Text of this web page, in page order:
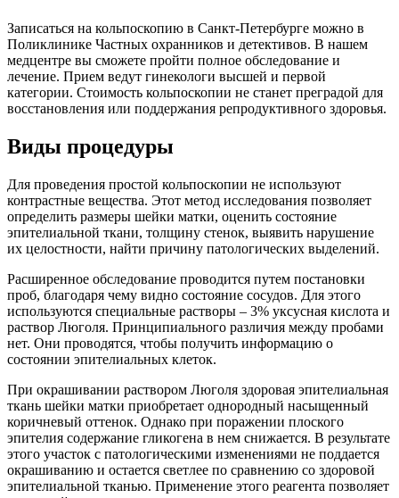
Записаться на кольпоскопию в Санкт-Петербурге можно в
Поликлинике Частных охранников и детективов. В нашем
медцентре вы сможете пройти полное обследование и
лечение. Прием ведут гинекологи высшей и первой
категории. Стоимость кольпоскопии не станет преградой для
восстановления или поддержания репродуктивного здоровья.
Виды процедуры
Для проведения простой кольпоскопии не используют
контрастные вещества. Этот метод исследования позволяет
определить размеры шейки матки, оценить состояние
эпителиальной ткани, толщину стенок, выявить нарушение
их целостности, найти причину патологических выделений.
Расширенное обследование проводится путем постановки
проб, благодаря чему видно состояние сосудов. Для этого
используются специальные растворы – 3% уксусная кислота и
раствор Люголя. Принципиального различия между пробами
нет. Они проводятся, чтобы получить информацию о
состоянии эпителиальных клеток.
При окрашивании раствором Люголя здоровая эпителиальная
ткань шейки матки приобретает однородный насыщенный
коричневый оттенок. Однако при поражении плоского
эпителия содержание гликогена в нем снижается. В результате
этого участок с патологическими изменениями не поддается
окрашиванию и остается светлее по сравнению со здоровой
эпителиальной тканью. Применение этого реагента позволяет